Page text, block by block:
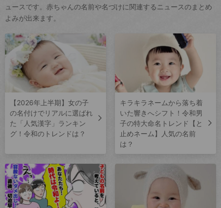
ュースです。赤ちゃんの名前や名づけに関連するニュースのまとめ
よみが出来ます。
【2026年上半期】女の子
の名付けでリアルに選ばれ
た「人気漢字」ランキン
グ！令和のトレンドは？
キラキラネームから落ち着
いた響きへシフト！令和男
子の特大命名トレンド【と
止めネーム】人気の名前
は？